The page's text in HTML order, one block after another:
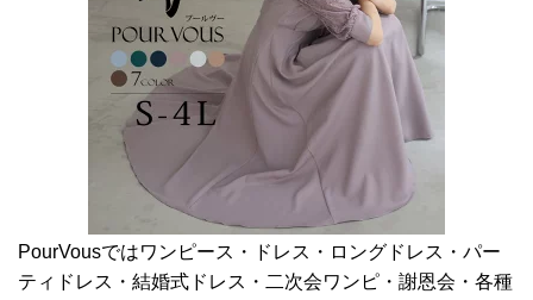
PourVousではワンピース・ドレス・ロングドレス・パー
ティドレス・結婚式ドレス・二次会ワンピ・謝恩会・各種